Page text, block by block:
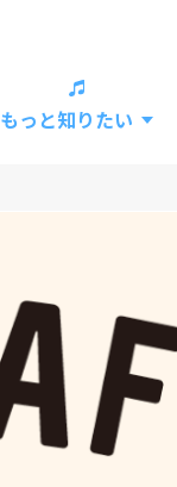
もっと知りたい